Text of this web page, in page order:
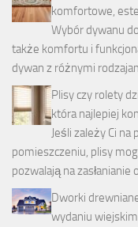
komfortowe,
Wybór dywanu
także komfortu i
dywan z różnymi
Plisy czy rolety
która najlepiej
Jeśli zależy Ci na
pomieszczeniu, plisy
pozwalają na zasłanianie
Dworki
wydaniu wiejskim